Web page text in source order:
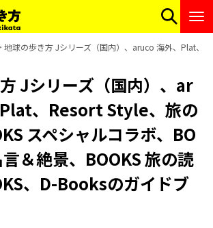
地球の歩き方 Jシリーズ（国内）、aruco 海外、Plat、
Jシリーズ（国内）、ar
、Resort Style、旅の
スペシャルコラボ、BO
＆絶景、BOOKS 旅の読
、D-Booksのガイドブ